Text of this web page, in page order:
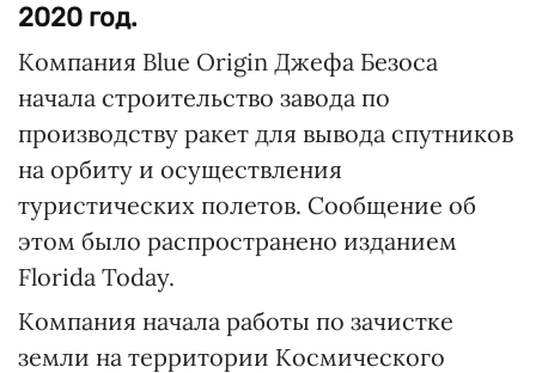
2020 год.
Компания Blue Origin Джефа Безоса
начала строительство завода по
производству ракет для вывода спутников
на орбиту и осуществления
туристических полетов. Сообщение об
этом было распространено изданием
Florida Today.
Компания начала работы по зачистке
земли на территории Космического